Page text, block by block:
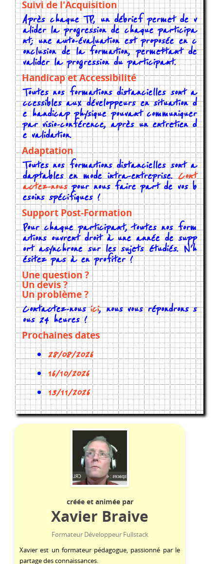
Suivi de l'Acquisition
Après chaque TP, un débrief permet de v
alider la progression de chaque participa
nt; une auto-évaluation est proposée en c
onclusion de la formation, permettant de
valider la progression du participant.
Handicap et Accessibilité
Toutes nos formations distancielles sont a
ccessibles aux développeurs en situation d
e handicap physique pouvant communiquer
par visio-conférence, après un entretien d
e validation.
Adaptation
Toutes nos formations distancielles sont a
daptables en mode intra-entreprise.Cont
actez-nouspour nous faire part de vos b
esoins spécifiques !
Support Post-Formation
Pour chaque participant, toutes nos form
ations ouvrent droit à une année de supp
ort asynchrone sur les sujets étudiés. N'h
ésitez pas à en profiter !
Une question ?
Un devis ?
Un problème ?
Contactez-nousici, nous vous répondrons s
ous 24 heures !
Prochaines dates
28/08/2026
16/10/2026
13/11/2026
créée et animée par
Xavier Braive
Formateur Développeur Fullstack
Xavier est un formateur pédagogue, passionné par le
partage des connaissances.